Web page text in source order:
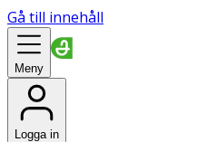
Gå till innehåll
Meny
Logga in